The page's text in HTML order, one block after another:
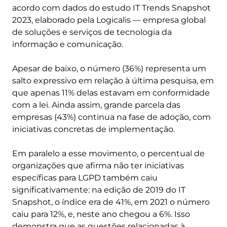
acordo com dados do estudo IT Trends Snapshot
2023, elaborado pela Logicalis — empresa global
de soluções e serviços de tecnologia da
informação e comunicação.
Apesar de baixo, o número (36%) representa um
salto expressivo em relação à última pesquisa, em
que apenas 11% delas estavam em conformidade
com a lei. Ainda assim, grande parcela das
empresas (43%) continua na fase de adoção, com
iniciativas concretas de implementação.
Em paralelo a esse movimento, o percentual de
organizações que afirma não ter iniciativas
específicas para LGPD também caiu
significativamente: na edição de 2019 do IT
Snapshot, o índice era de 41%, em 2021 o número
caiu para 12%, e, neste ano chegou a 6%. Isso